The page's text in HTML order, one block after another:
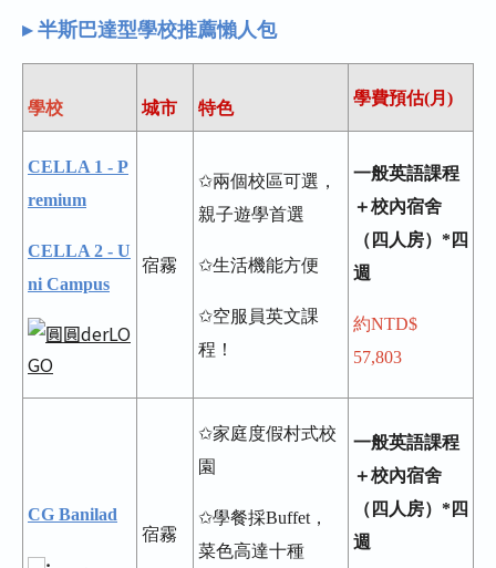
▸ 半斯巴達型學校推薦懶人包
學校 城市 特色
學費預估(月)
CELLA 1 - P
remium
CELLA 2 - U
ni Campus
宿霧
✩兩個校區可選，
親子遊學首選
✩生活機能方便
✩空服員英文課
程！
一般英語課程
＋校內宿舍
（四人房）*四
週
約NTD$
57,803
CG Banilad
宿霧
✩家庭度假村式校
園
✩學餐採Buffet，
菜色高達十種
一般英語課程
＋校內宿舍
（四人房）*四
週